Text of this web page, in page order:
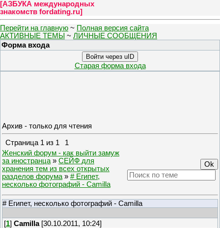
[АЗБУКА международных
знакомств fordating.ru]
Перейти на главную ~ Полная версия сайта
АКТИВНЫЕ ТЕМЫ ~ ЛИЧНЫЕ СООБЩЕНИЯ
Форма входа
Войти через uID
Старая форма входа
Архив - только для чтения
Страница 1 из 1
1
Женский форум - как выйти замуж
за иностранца » СЕЙФ для
хранения тем из всех открытых
разделов форума » # Египет,
несколько фотографий - Camilla
# Египет, несколько фотографий - Camilla
[1] Camilla[30.10.2011, 10:24]